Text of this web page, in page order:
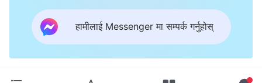
हामीलाई Messenger मा सम्पर्क गर्नुहोस्